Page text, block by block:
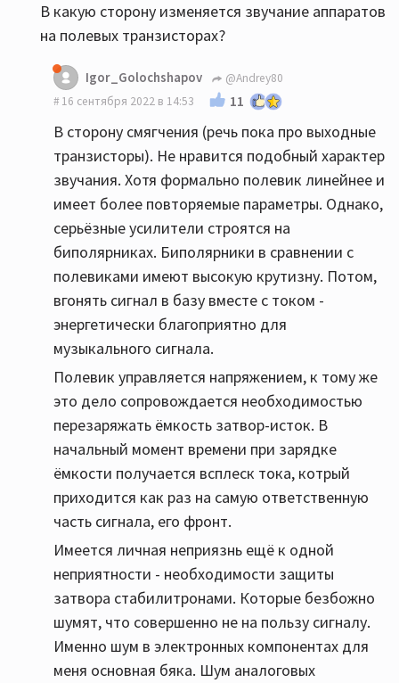
В какую сторону изменяется звучание аппаратов
на полевых транзисторах?
Igor_Golochshapov
@Andrey80
16 сентября 2022 в 14:53
11
В сторону смягчения (речь пока про выходные
транзисторы). Не нравится подобный характер
звучания. Хотя формально полевик линейнее и
имеет более повторяемые параметры. Однако,
серьёзные усилители строятся на
биполярниках. Биполярники в сравнении с
полевиками имеют высокую крутизну. Потом,
вгонять сигнал в базу вместе с током -
энергетически благоприятно для
музыкального сигнала.
Полевик управляется напряжением, к тому же
это дело сопровождается необходимостью
перезаряжать ёмкость затвор-исток. В
начальный момент времени при зарядке
ёмкости получается всплеск тока, котрый
приходится как раз на самую ответственную
часть сигнала, его фронт.
Имеется личная неприязнь ещё к одной
неприятности - необходимости защиты
затвора стабилитронами. Которые безбожно
шумят, что совершенно не на пользу сигналу.
Именно шум в электронных компонентах для
меня основная бяка. Шум аналоговых